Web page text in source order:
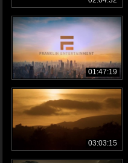
01:47:19
03:03:15